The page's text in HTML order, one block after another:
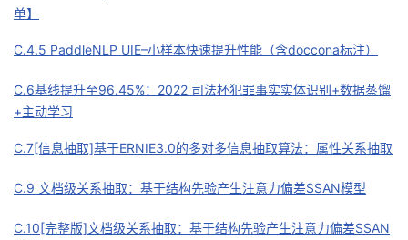
单】
C.4.5 PaddleNLP UIE–小样本快速提升性能（含doccona标注）
C.6基线提升至96.45%：2022 司法杯犯罪事实实体识别+数据蒸馏
+主动学习
C.7[信息抽取]基于ERNIE3.0的多对多信息抽取算法：属性关系抽取
C.9 文档级关系抽取：基于结构先验产生注意力偏差SSAN模型
C.10[完整版]文档级关系抽取：基于结构先验产生注意力偏差SSAN